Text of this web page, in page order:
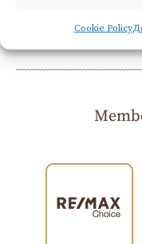
Cookie Policy